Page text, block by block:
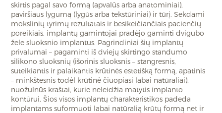
skirtis pagal savo formą (apvalūs arba anatominiai),
paviršiaus lygumą (lygūs arba tekstūriniai) ir tūrį. Sekdami
mokslinių tyrimų rezultatais ir besikeičiančiais pacienčių
poreikiais, implantų gamintojai pradėjo gaminti dvigubo
žele sluoksnio implantus. Pagrindiniai šių implantų
privalumai – pagaminti iš dviejų skirtingo standumo
silikono sluoksnių (išorinis sluoksnis – stangresnis,
suteikiantis ir palaikantis krūtinės estetišką formą, apatinis
– minkštesnis todėl krūtinė čiuopiasi labai natūraliai),
nuožulnūs kraštai, kurie neleidžia matytis implanto
kontūrui. Šios visos implantų charakteristikos padeda
implantams suformuoti labai natūralią krūtų formą net ir